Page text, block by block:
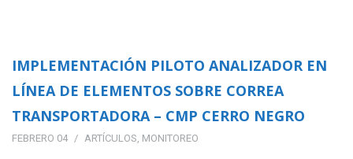
IMPLEMENTACIÓN PILOTO ANALIZADOR EN
LÍNEA DE ELEMENTOS SOBRE CORREA
TRANSPORTADORA – CMP CERRO NEGRO
FEBRERO 04 ARTÍCULOS, MONITOREO